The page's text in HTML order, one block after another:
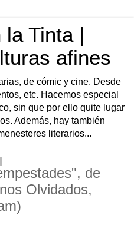
la Tinta |
afines
de cómic y cine. Desde
etc. Hacemos especial
sin que por ello quite lugar
Además, hay también
literarios...
de
Olvidados,